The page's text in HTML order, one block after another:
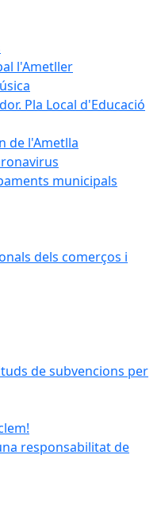
l'Ametller
Pla Local d'Educació
de l'Ametlla
municipals
dels comerços i
de subvencions per
responsabilitat de